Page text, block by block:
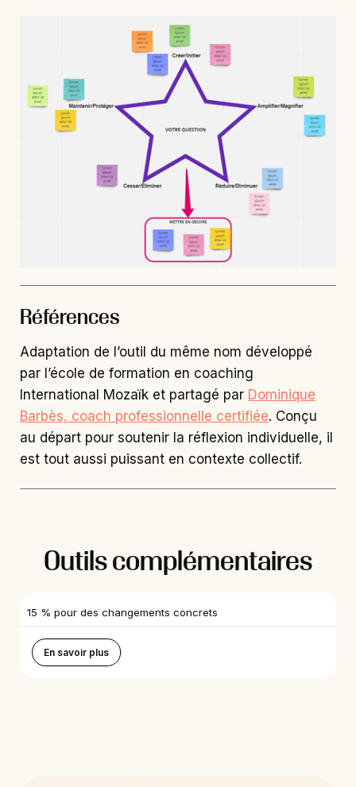
Références
Adaptation de l’outil du même nom développé
par l’école de formation en coaching
International Mozaïk et partagé par Dominique
Barbès, coach professionnelle certifiée. Conçu
au départ pour soutenir la réflexion individuelle, il
est tout aussi puissant en contexte collectif.
Outils complémentaires
15 % pour des changements concrets
En savoir plus